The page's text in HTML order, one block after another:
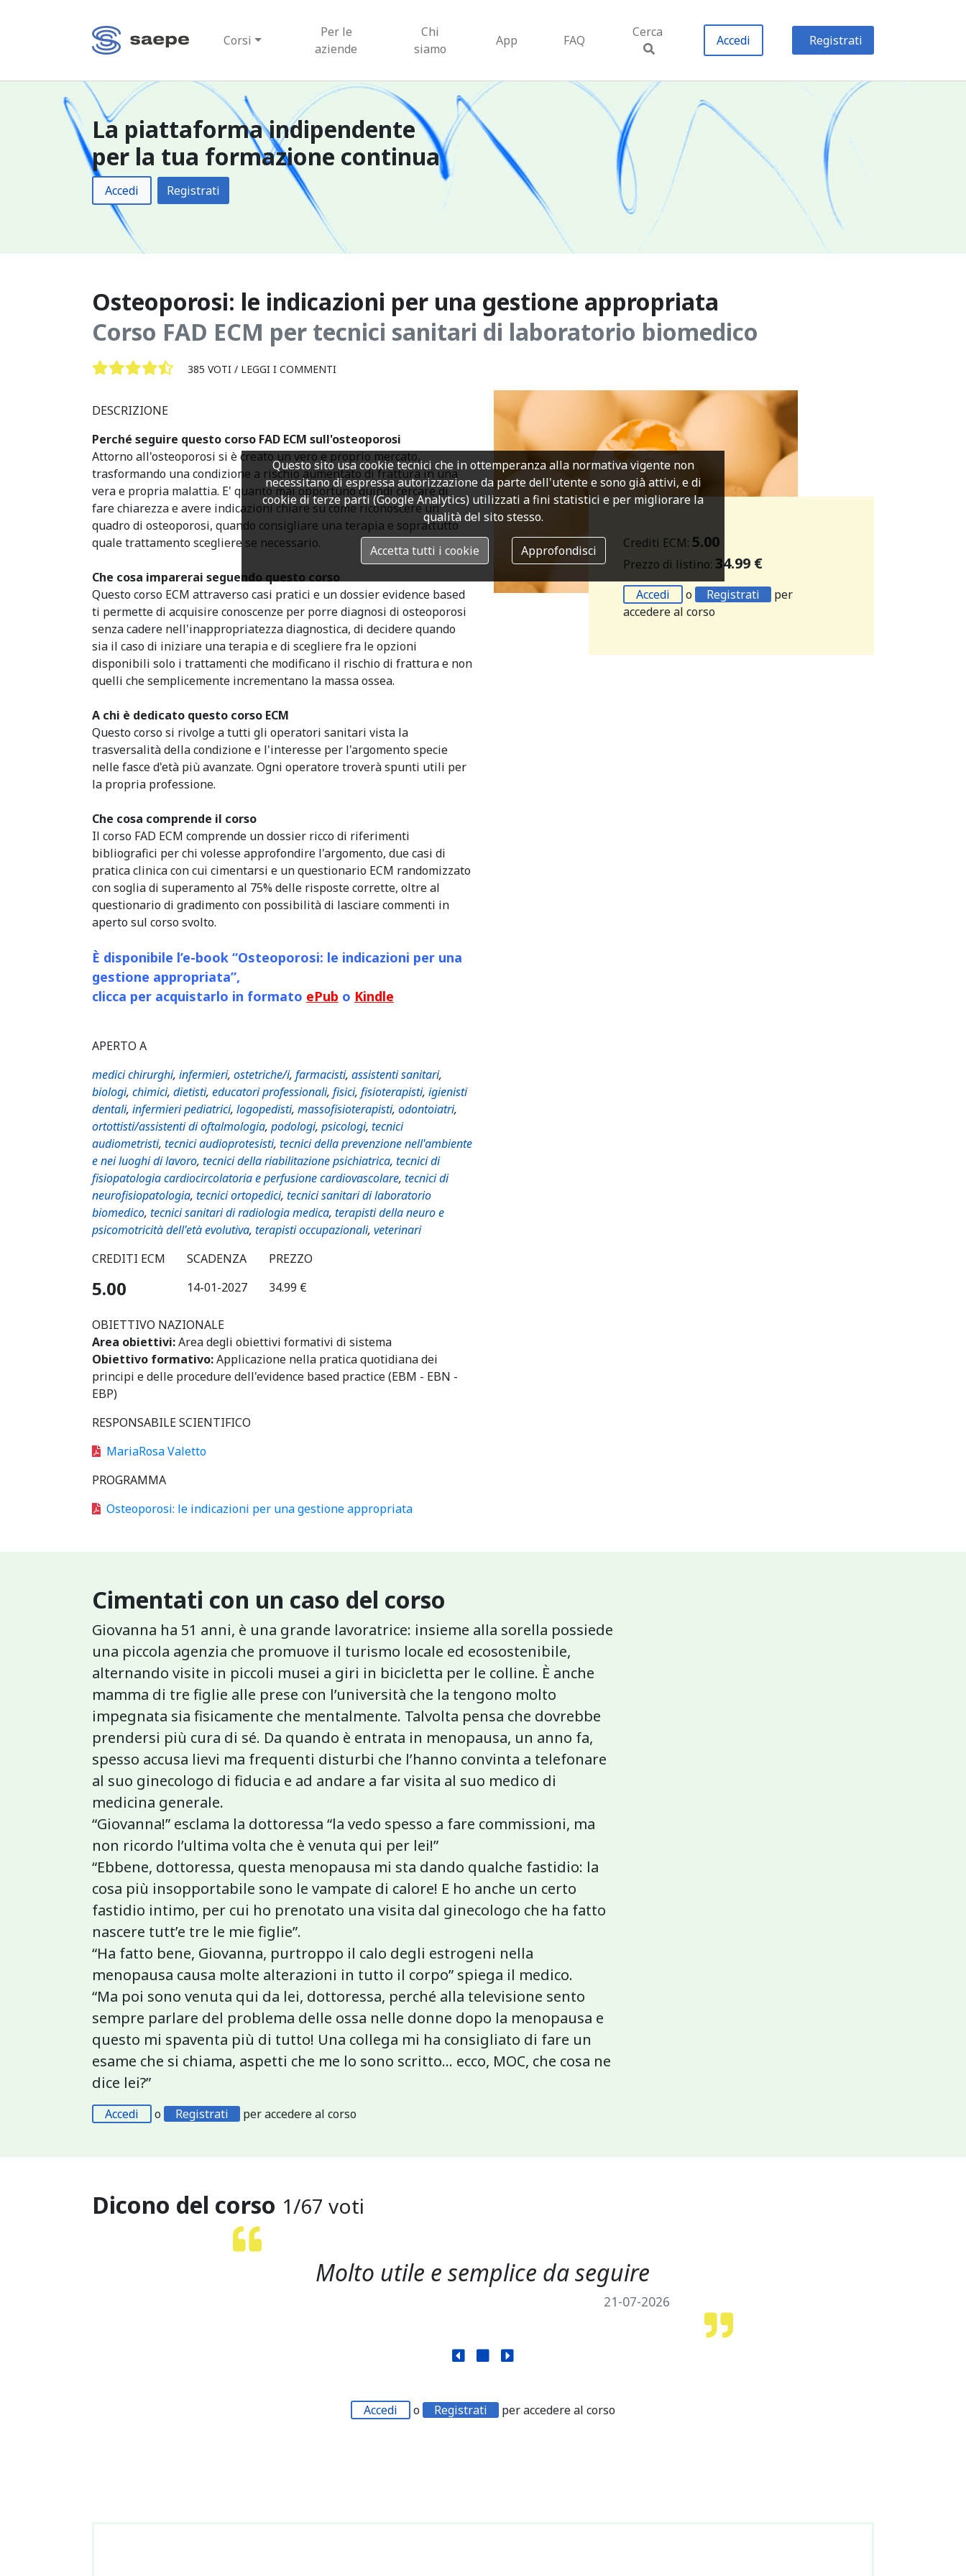
Corsi
Per le
aziende
Chi
siamo
App FAQ
Cerca
Accedi Registrati
La piattaforma indipendente
per la tua formazione continua
Accedi Registrati
Osteoporosi: le indicazioni per una gestione appropriata
Corso FAD ECM per tecnici sanitari di laboratorio biomedico
385 VOTI / LEGGI I COMMENTI
DESCRIZIONE
Perché seguire questo corso FAD ECM sull'osteoporosi
Attorno all'osteoporosi si è creato un vero e proprio mercato,
trasformando una condizione a rischio aumentato di frattura in una
vera e propria malattia. E' quanto mai opportuno quindi cercare di
fare chiarezza e avere indicazioni chiare su come riconoscere un
quadro di osteoporosi, quando consigliare una terapia e soprattutto
quale trattamento scegliere se necessario.
Che cosa imparerai seguendo questo corso
Questo corso ECM attraverso casi pratici e un dossier evidence based
ti permette di acquisire conoscenze per porre diagnosi di osteoporosi
senza cadere nell'inappropriatezza diagnostica, di decidere quando
sia il caso di iniziare una terapia e di scegliere fra le opzioni
disponibili solo i trattamenti che modificano il rischio di frattura e non
quelli che semplicemente incrementano la massa ossea.
A chi è dedicato questo corso ECM
Questo corso si rivolge a tutti gli operatori sanitari vista la
trasversalità della condizione e l'interesse per l'argomento specie
nelle fasce d'età più avanzate. Ogni operatore troverà spunti utili per
la propria professione.
Che cosa comprende il corso
Il corso FAD ECM comprende un dossier ricco di riferimenti
bibliografici per chi volesse approfondire l'argomento, due casi di
pratica clinica con cui cimentarsi e un questionario ECM randomizzato
con soglia di superamento al 75% delle risposte corrette, oltre al
questionario di gradimento con possibilità di lasciare commenti in
aperto sul corso svolto.
È disponibile l’e-book “Osteoporosi: le indicazioni per una
gestione appropriata”,
clicca per acquistarlo in formato ePub o Kindle
APERTO A
medici chirurghi, infermieri, ostetriche/i, farmacisti, assistenti sanitari,
biologi, chimici, dietisti, educatori professionali, fisici, fisioterapisti, igienisti
dentali, infermieri pediatrici, logopedisti, massofisioterapisti, odontoiatri,
ortottisti/assistenti di oftalmologia, podologi, psicologi, tecnici
audiometristi, tecnici audioprotesisti, tecnici della prevenzione nell'ambiente
e nei luoghi di lavoro, tecnici della riabilitazione psichiatrica, tecnici di
fisiopatologia cardiocircolatoria e perfusione cardiovascolare, tecnici di
neurofisiopatologia, tecnici ortopedici, tecnici sanitari di laboratorio
biomedico, tecnici sanitari di radiologia medica, terapisti della neuro e
psicomotricità dell'età evolutiva, terapisti occupazionali, veterinari
CREDITI ECM
5.00
SCADENZA
14-01-2027
PREZZO
34.99 €
OBIETTIVO NAZIONALE
Area obiettivi:Area degli obiettivi formativi di sistema
Obiettivo formativo:Applicazione nella pratica quotidiana dei
principi e delle procedure dell'evidence based practice (EBM - EBN -
EBP)
RESPONSABILE SCIENTIFICO
MariaRosa Valetto
PROGRAMMA
Osteoporosi: le indicazioni per una gestione appropriata
Crediti ECM: 5.00
Prezzo di listino: 34.99 €
Accedi o Registrati
per
accedere al corso
Cimentati con un caso del corso
Giovanna ha 51 anni, è una grande lavoratrice: insieme alla sorella possiede
una piccola agenzia che promuove il turismo locale ed ecosostenibile,
alternando visite in piccoli musei a giri in bicicletta per le colline. È anche
mamma di tre figlie alle prese con l’università che la tengono molto
impegnata sia fisicamente che mentalmente. Talvolta pensa che dovrebbe
prendersi più cura di sé. Da quando è entrata in menopausa, un anno fa,
spesso accusa lievi ma frequenti disturbi che l’hanno convinta a telefonare
al suo ginecologo di fiducia e ad andare a far visita al suo medico di
medicina generale.
“Giovanna!” esclama la dottoressa “la vedo spesso a fare commissioni, ma
non ricordo l’ultima volta che è venuta qui per lei!”
“Ebbene, dottoressa, questa menopausa mi sta dando qualche fastidio: la
cosa più insopportabile sono le vampate di calore! E ho anche un certo
fastidio intimo, per cui ho prenotato una visita dal ginecologo che ha fatto
nascere tutt’e tre le mie figlie”.
“Ha fatto bene, Giovanna, purtroppo il calo degli estrogeni nella
menopausa causa molte alterazioni in tutto il corpo” spiega il medico.
“Ma poi sono venuta qui da lei, dottoressa, perché alla televisione sento
sempre parlare del problema delle ossa nelle donne dopo la menopausa e
questo mi spaventa più di tutto! Una collega mi ha consigliato di fare un
esame che si chiama, aspetti che me lo sono scritto... ecco, MOC, che cosa ne
dice lei?”
Accedi o Registrati per accedere al corso
Dicono del corso 1/67 voti
Molto utile e semplice da seguire
21-07-2026
Accedi o Registrati per accedere al corso
Questo sito usa cookie tecnici che in ottemperanza alla normativa vigente non
necessitano di espressa autorizzazione da parte dell'utente e sono già attivi, e di
cookie di terze parti (Google Analytics) utilizzati a fini statistici e per migliorare la
qualità del sito stesso.
Accetta tutti i cookie Approfondisci